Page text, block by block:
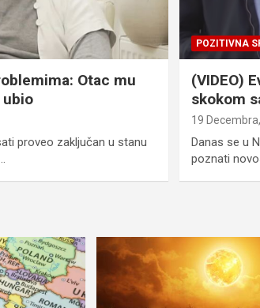
Otac mu
proveo zaključan u stanu
POZITIVNA
(VIDEO)
skokom
19
Danas se u
poznati